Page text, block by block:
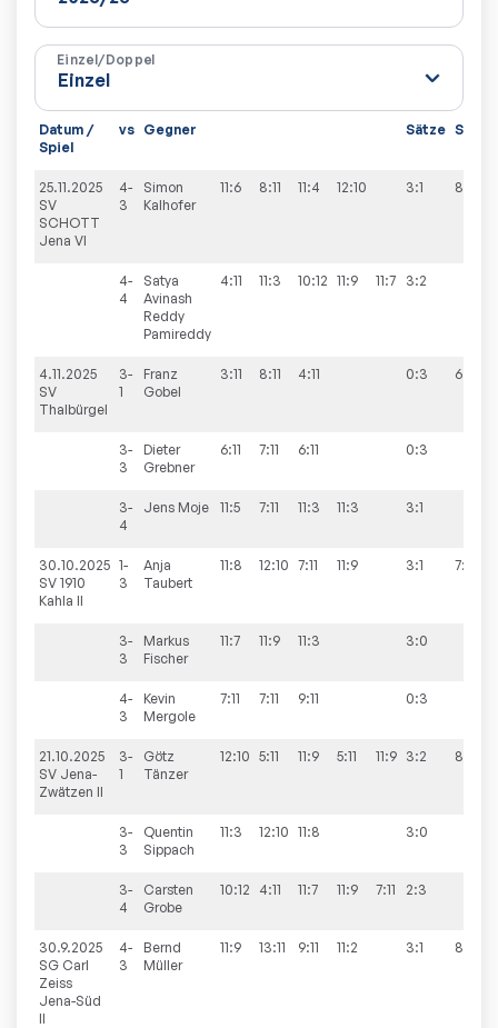
Einzel/Doppel
Datum /
Spiel
vs Gegner Sätze Spiele
25.11.2025
SV
SCHOTT
Jena VI
4-
3
Simon
Kalhofer
11:6 8:11 11:4 12:10 3:1 8:2
4-
4
Satya
Avinash
Reddy
Pamireddy
4:11 11:3 10:12 11:9 11:7 3:2
4.11.2025
SV
Thalbürgel
3-
1
Franz
Gobel
3:11 8:11 4:11 0:3 6:8
3-
3
Dieter
Grebner
6:11 7:11 6:11 0:3
3-
4
Jens Moje 11:5 7:11 11:3 11:3 3:1
30.10.2025
SV 1910
Kahla II
1-
3
Anja
Taubert
11:8 12:10 7:11 11:9 3:1 7:7
3-
3
Markus
Fischer
11:7 11:9 11:3 3:0
4-
3
Kevin
Mergole
7:11 7:11 9:11 0:3
21.10.2025
SV Jena-
Zwätzen II
3-
1
Götz
Tänzer
12:10 5:11 11:9 5:11 11:9 3:2 8:4
3-
3
Quentin
Sippach
11:3 12:10 11:8 3:0
3-
4
Carsten
Grobe
10:12 4:11 11:7 11:9 7:11 2:3
30.9.2025
SG Carl
Zeiss
Jena-Süd
II
4-
3
Bernd
Müller
11:9 13:11 9:11 11:2 3:1 8:4